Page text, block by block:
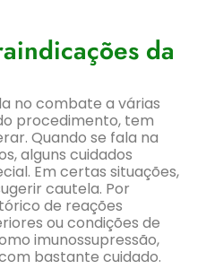
da
no combate a várias
procedimento, tem
Quando se fala na
alguns cuidados
Em certas situações,
cautela. Por
de reações
ou condições de
imunossupressão,
bastante cuidado.